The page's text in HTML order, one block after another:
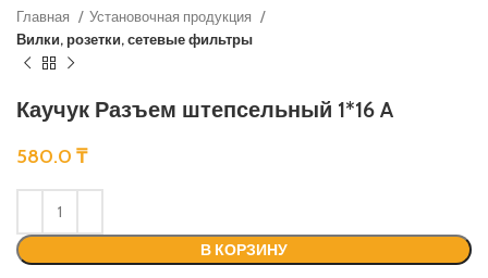
Главная
Установочная продукция
Вилки, розетки, сетевые фильтры
Каучук Разъем штепсельный 1*16 A
580.0 ₸
В КОРЗИНУ